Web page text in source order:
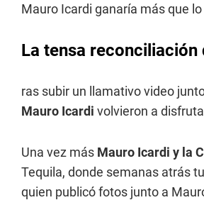
Mauro Icardi ganaría más que
La tensa reconciliación
ras subir un llamativo video
Mauro Icardi volvieron a
Una vez más Mauro Icardi y la
Tequila, donde semanas atrás
quien publicó fotos junto a